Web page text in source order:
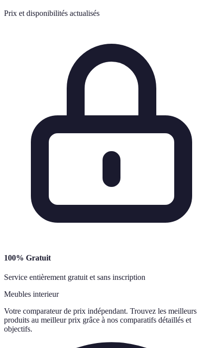
Prix et disponibilités actualisés
100% Gratuit
Service entièrement gratuit et sans inscription
Meubles interieur
Votre comparateur de prix indépendant. Trouvez les meilleurs
produits au meilleur prix grâce à nos comparatifs détaillés et
objectifs.